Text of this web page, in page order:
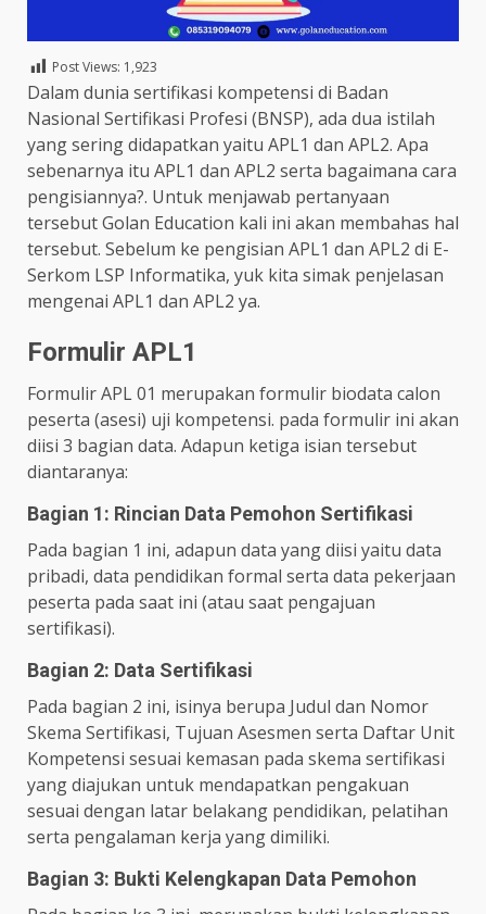
Post Views: 1,923
Dalam dunia sertifikasi kompetensi di Badan
Nasional Sertifikasi Profesi (BNSP), ada dua istilah
yang sering didapatkan yaitu APL1 dan APL2. Apa
sebenarnya itu APL1 dan APL2 serta bagaimana cara
pengisiannya?. Untuk menjawab pertanyaan
tersebut Golan Education kali ini akan membahas hal
tersebut. Sebelum ke pengisian APL1 dan APL2 di E-
Serkom LSP Informatika, yuk kita simak penjelasan
mengenai APL1 dan APL2 ya.
Formulir APL1
Formulir APL 01 merupakan formulir biodata calon
peserta (asesi) uji kompetensi. pada formulir ini akan
diisi 3 bagian data. Adapun ketiga isian tersebut
diantaranya:
Bagian 1: Rincian Data Pemohon Sertifikasi
Pada bagian 1 ini, adapun data yang diisi yaitu data
pribadi, data pendidikan formal serta data pekerjaan
peserta pada saat ini (atau saat pengajuan
sertifikasi).
Bagian 2: Data Sertifikasi
Pada bagian 2 ini, isinya berupa Judul dan Nomor
Skema Sertifikasi, Tujuan Asesmen serta Daftar Unit
Kompetensi sesuai kemasan pada skema sertifikasi
yang diajukan untuk mendapatkan pengakuan
sesuai dengan latar belakang pendidikan, pelatihan
serta pengalaman kerja yang dimiliki.
Bagian 3: Bukti Kelengkapan Data Pemohon